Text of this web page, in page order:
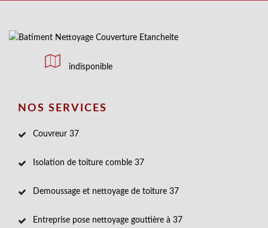
indisponible
NOS SERVICES
Couvreur 37
Isolation de toiture comble 37
Demoussage et nettoyage de toiture 37
Entreprise pose nettoyage gouttière à 37